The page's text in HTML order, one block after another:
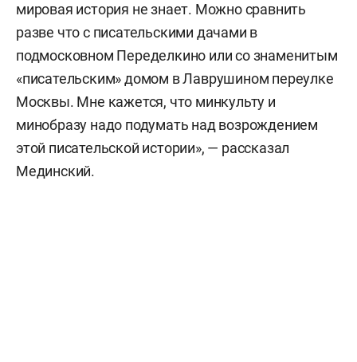
мировая история не знает. Можно сравнить
разве что с писательскими дачами в
подмосковном Переделкино или со знаменитым
«писательским» домом в Лаврушином переулке
Москвы. Мне кажется, что минкульту и
минобразу надо подумать над возрождением
этой писательской истории», — рассказал
Мединский.